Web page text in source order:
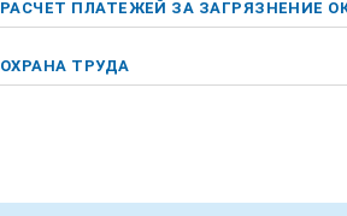
РАСЧЕТ ПЛАТЕЖЕЙ ЗА ЗАГРЯЗНЕНИЕ
ОХРАНА ТРУДА